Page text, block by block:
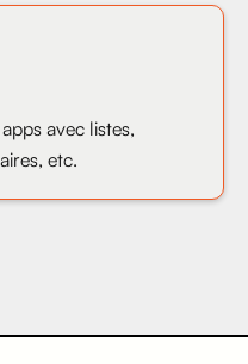
avec listes,
etc.